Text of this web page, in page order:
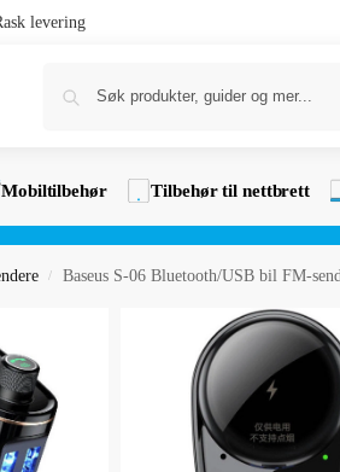
levering
Mobiltilbehør Tilbehør til nettbrett
/ Baseus S-06 Bluetooth/USB bil FM-